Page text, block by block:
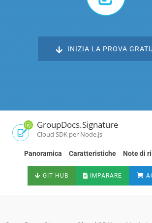
INIZIA LA PROVA
GroupDocs.Signature
Cloud SDK per Node.js
Panoramica Caratteristiche Note di
GIT HUB IMPARARE